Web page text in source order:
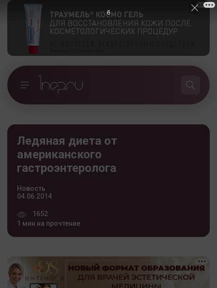
Ледяная диета от
американского
гастроэнтеролога
Новость
04.06.2014
1652
1 мин на прочтение
5